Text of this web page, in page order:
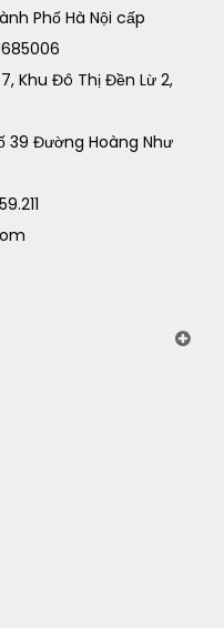
Phố Hà Nội cấp
Khu Đô Thị Đền Lừ 2,
39 Đường Hoàng Như